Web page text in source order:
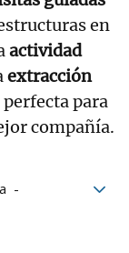
en
actividad
extracción
para
compañía.